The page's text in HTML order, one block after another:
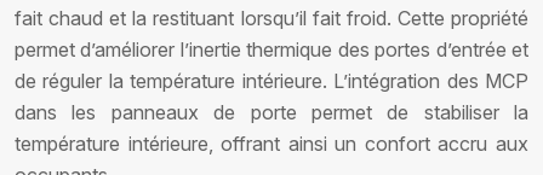
fait chaud et la restituant lorsqu’il fait froid. Cette propriété
permet d’améliorer l’inertie thermique des portes d’entrée et
de réguler la température intérieure. L’intégration des MCP
dans les panneaux de porte permet de stabiliser la
température intérieure, offrant ainsi un confort accru aux